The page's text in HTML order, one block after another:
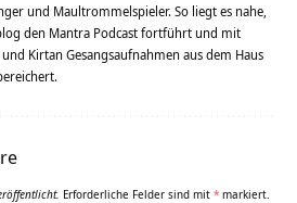
und Maultrommelspieler. So liegt es nahe,
den Mantra Podcast fortführt und mit
Kirtan Gesangsaufnahmen aus dem Haus
Erforderliche Felder sind mit * markiert.